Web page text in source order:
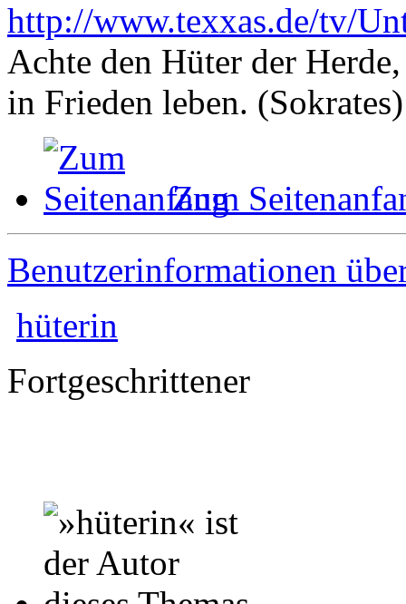
http://www.texxas.de/tv/
Achte den Hüter der
in Frieden leben. (Sokrates)
Zum
Benutzerinformationen
hüterin
Fortgeschrittener